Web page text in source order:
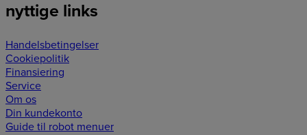
nyttige links
Handelsbetingelser
Cookiepolitik
Finansiering
Service
Om os
Din kundekonto
Guide til robot menuer